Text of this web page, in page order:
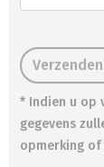
* Indien u op
gegevens
opmerking of